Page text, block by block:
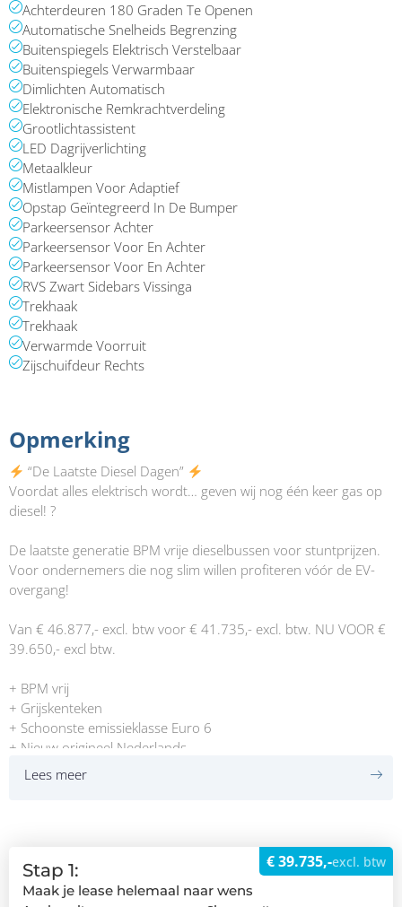
Achterdeuren 180 Graden Te Openen
Automatische Snelheids Begrenzing
Buitenspiegels Elektrisch Verstelbaar
Buitenspiegels Verwarmbaar
Dimlichten Automatisch
Elektronische Remkrachtverdeling
Grootlichtassistent
LED Dagrijverlichting
Metaalkleur
Mistlampen Voor Adaptief
Opstap Geïntegreerd In De Bumper
Parkeersensor Achter
Parkeersensor Voor En Achter
Parkeersensor Voor En Achter
RVS Zwart Sidebars Vissinga
Trekhaak
Trekhaak
Verwarmde Voorruit
Zijschuifdeur Rechts
Opmerking​
“De Laatste Diesel Dagen”
Voordat alles elektrisch wordt… geven wij nog één keer gas op
diesel! ?
De laatste generatie BPM vrije dieselbussen voor stuntprijzen.
Voor ondernemers die nog slim willen profiteren vóór de EV-
overgang!
Van € 46.877,- excl. btw voor € 41.735,- excl. btw. NU VOOR €
39.650,- excl btw.
+ BPM vrij
+ Grijskenteken
+ Schoonste emissieklasse Euro 6
+ Nieuw origineel Nederlands
+ Milieuzone inrijden t/m 2028
grijskenteken tarief! Het meest belangrijke is dat ze t/m 2028 in
de milieuzone mogen rijden omdat ze gebruik maken van de
overgangsregeling! Ook komt die in aanmerking voor de
Lees meer
Stap 1:
Maak je lease helemaal naar wens
€ 39.735,-excl. btw